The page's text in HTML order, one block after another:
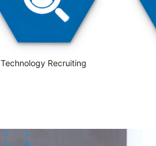
Technology Recruiting